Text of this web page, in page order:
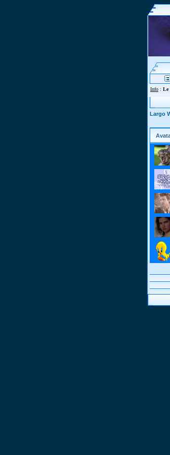
Info : Le
Largo